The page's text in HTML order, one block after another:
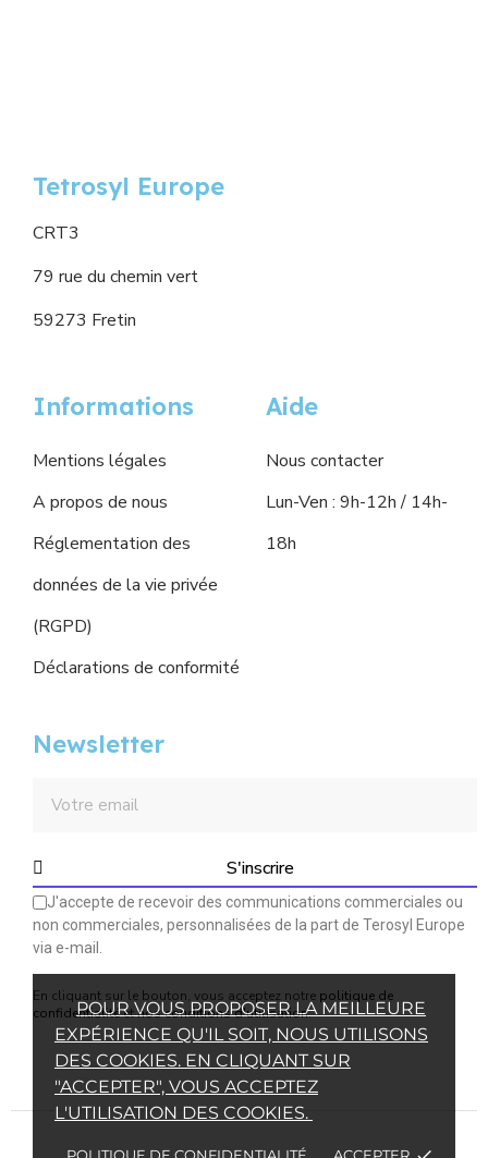
POUR VOUS PROPOSER LA MEILLEURE
EXPÉRIENCE QU'IL SOIT, NOUS UTILISONS
DES COOKIES. EN CLIQUANT SUR
"ACCEPTER", VOUS ACCEPTEZ
L'UTILISATION DES COOKIES.
Tetrosyl Europe
CRT3
79 rue du chemin vert
59273 Fretin
Informations
Mentions légales
A propos de nous
Réglementation des
données de la vie privée
(RGPD)
Déclarations de conformité
Aide
Nous contacter
Lun-Ven : 9h-12h / 14h-
18h
Newsletter
S'inscrire
J'accepte de recevoir des communications commerciales ou
non commerciales, personnalisées de la part de Terosyl Europe
via e-mail.
En cliquant sur le bouton, vous acceptez notre politique de
confidentialitéetnos conditions d'utilisation.